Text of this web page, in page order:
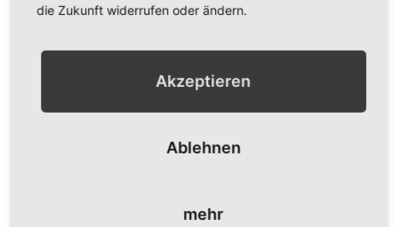
zusammenhängende
Grundstücke
betrachtet, die zu
Wohnflächen
die Zukunft widerrufen oder ändern.
Akzeptieren
Ablehnen
mehr